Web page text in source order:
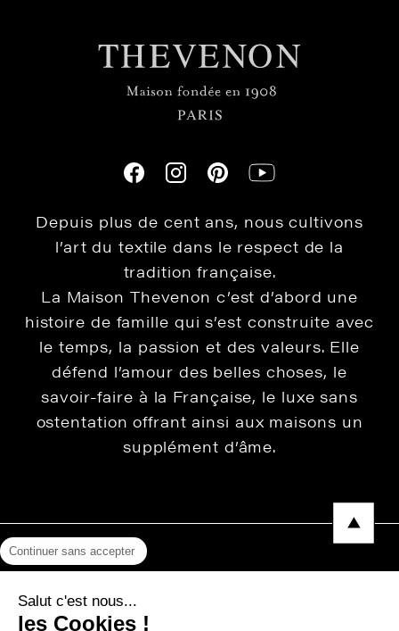
Depuis plus de cent ans, nous cultivons
l’art du textile dans le respect de la
tradition française.
La Maison Thevenon c’est d’abord une
histoire de famille qui s’est construite avec
le temps, la passion et des valeurs. Elle
défend l’amour des belles choses, le
savoir-faire à la Française, le luxe sans
ostentation offrant ainsi aux maisons un
supplément d’âme.
Protection des données
Continuer sans accepter
Salut c'est nous...
les Cookies !